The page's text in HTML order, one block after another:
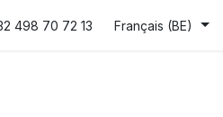
498 70 72 13 Français (BE)